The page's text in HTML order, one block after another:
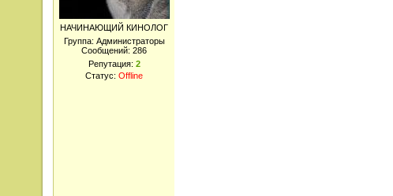
НАЧИНАЮЩИЙ КИНОЛОГ
Группа: Администраторы
Сообщений: 286
Репутация: 2
Статус: Offline